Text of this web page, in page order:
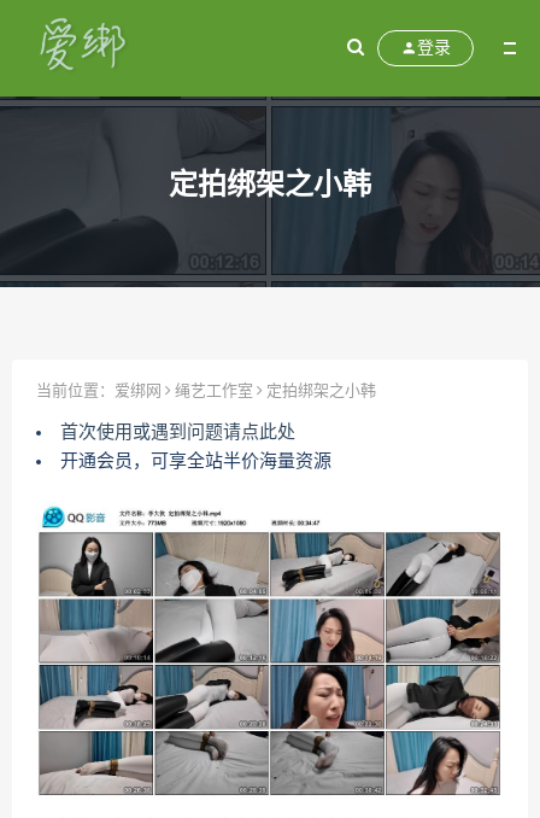
登录
定拍绑架之小韩
当前位置： 爱绑网 绳艺工作室 定拍绑架之小韩
首次使用或遇到问题请点此处
开通会员，可享全站半价海量资源